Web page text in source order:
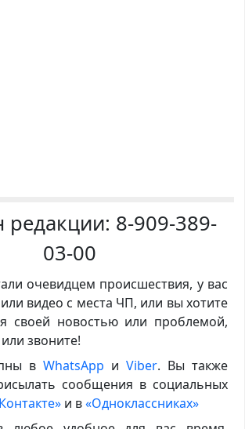
редакции: 8-909-389-
03-00
очевидцем происшествия, у вас
видео с места ЧП, или вы хотите
своей новостью или проблемой,
звоните!
в WhatsApp иViber. Вы также
сообщения в социальных
и в«Одноклассниках»